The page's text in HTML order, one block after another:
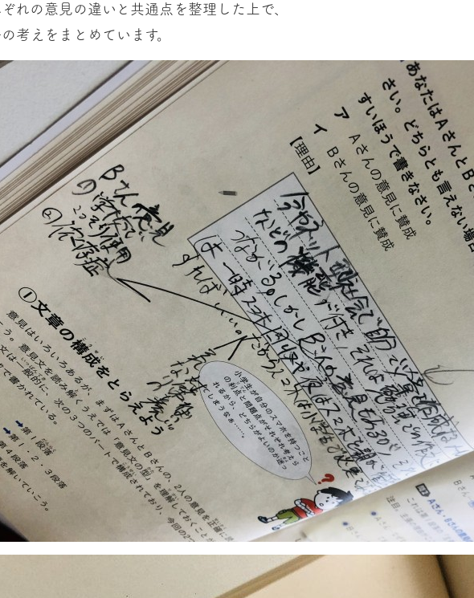
ぞれの意見の違いと共通点を整理した上で、
考えをまとめています。